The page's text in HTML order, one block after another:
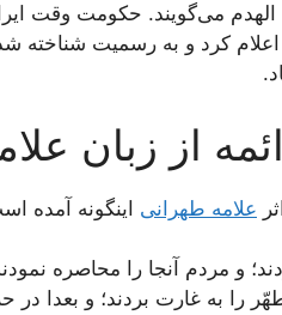
الهدم می‌گویند. حکومت وقت
کرد و به رسمیت شناخته
از زبان
علامه طهرانی اینگونه آمده
و مردم آنجا را محاصره
را به غارت بردند؛ و بعدا